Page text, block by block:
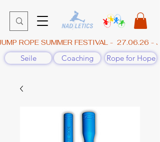
ROPE SUMMER FESTIVAL -  27.06.26 -
Seile Coaching Rope for Hope